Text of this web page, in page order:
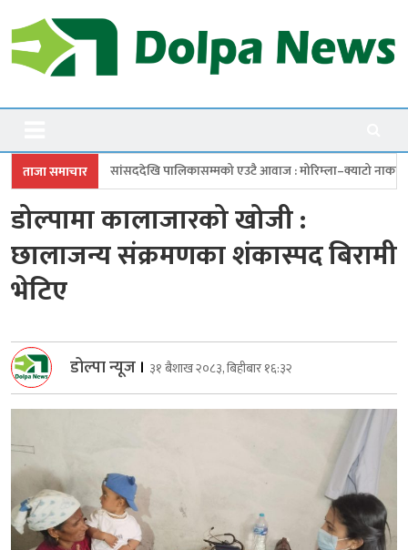
to
content
Dolpanews
ताजा समाचार
पालिकासम्मको एउटै आवाज : मोरिम्ला–क्याटो नाका तत्काल खोल चारबुँदे
डोल्पामा कालाजारको खोजी :
छालाजन्य संक्रमणका शंकास्पद बिरामी
भेटिए
डोल्पा न्यूज । ३१ बैशाख २०८३, बिहीबार १६:३२